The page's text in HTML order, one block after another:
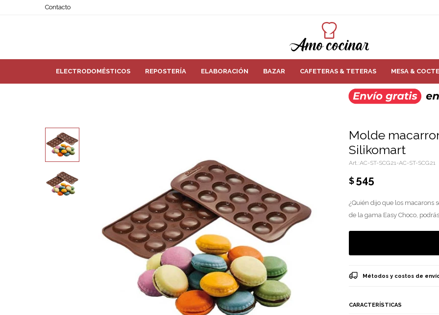
ELECTRODOMÉSTICOS REPOSTERÍA ELABORACIÓN BAZAR CAFETERAS & TETERAS MESA &
Contacto
Molde
Silikomart
AC-ST-SCG21-AC-ST-SCG21
$545
¿Quién dijo que los macarons
de la gama Easy Choco,
Métodos y costos de
CARACTERÍSTICAS